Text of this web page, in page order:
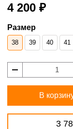
4 200 ₽
Размер
38 39 40 41
В
3